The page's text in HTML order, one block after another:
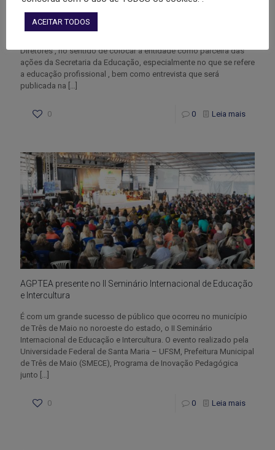
Encontro do Presidente da AGPTEA com novo Secretário de
Diretores , no sentido de colocar a entidade como parceira das
ações da Secretaria da Educação, especialmente no que se refere
a educação profissional , bem como entrevista que será
publicada na […]
0 0 Leia mais
AGPTEA presente no II Seminário Internacional de Educação
e Intercultura
É com um grande sucesso de público que ocorreu no município
de Três de Maio no noroeste do estado, o II Seminário
Internacional de Educação e Intercultura. O evento realizado pela
Universidade Federal de Santa Maria – UFSM, Prefeitura Municipal
de Três de Maio (SMECE), Programa de Inovação Pedagógica
junto
0 0 Leia mais
ACEITAR TODOS